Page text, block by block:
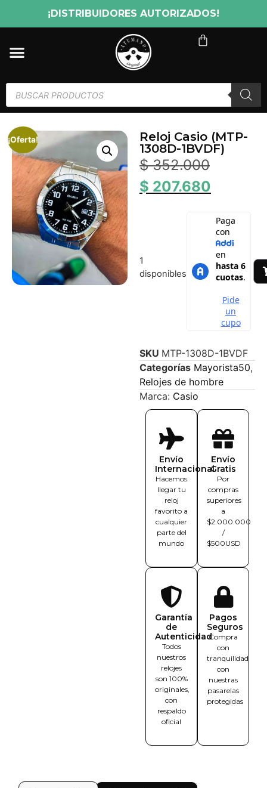
¡DISTRIBUIDORES AUTORIZADOS!
¡Oferta!
Reloj Casio (MTP-
1308D-1BVDF)
$352.000
$ 207.680
1
disponibles
SKU MTP-1308D-1BVDF
Categorías Mayorista50,
Relojes de hombre
Marca: Casio
Envío
Internacional
Hacemos
llegar tu
reloj
favorito a
cualquier
parte del
mundo
Envío
Gratis
Por
compras
superiores
a
$2.000.000
/
$500USD
Garantía
de
Autenticidad
Todos
nuestros
relojes
son 100%
originales,
con
respaldo
oficial
Pagos
Seguros
Compra
con
tranquilidad
con
nuestras
pasarelas
protegidas